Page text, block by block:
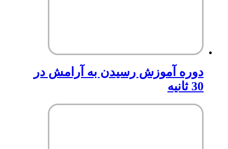
دوره آموزش رسیدن به آرامش در
30 ثانیه